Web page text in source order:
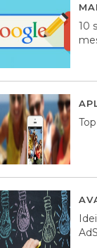
10